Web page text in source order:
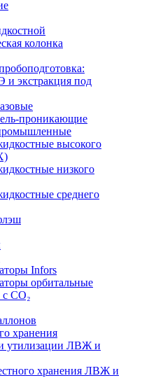
колонка
и экстракция под
проникающие
высокого
низкого
среднего
Infors
орбитальные
CО₂
хранения
утилизации ЛВЖ и
хранения ЛВЖ и